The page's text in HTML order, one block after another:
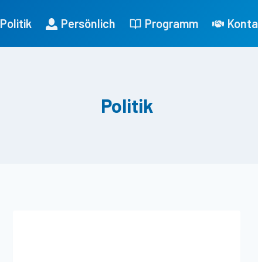
Politik Persönlich Programm
Politik